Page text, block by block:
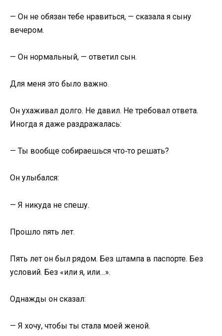
— Он не обязан тебе нравиться, — сказала я сыну
вечером.
— Он нормальный, — ответил сын.
Для меня это было важно.
Он ухаживал долго. Не давил. Не требовал ответа.
Иногда я даже раздражалась:
— Ты вообще собираешься что‑то решать?
Он улыбался:
— Я никуда не спешу.
Прошло пять лет.
Пять лет он был рядом. Без штампа в паспорте. Без
условий. Без «или я, или…».
Однажды он сказал:
— Я хочу, чтобы ты стала моей женой.